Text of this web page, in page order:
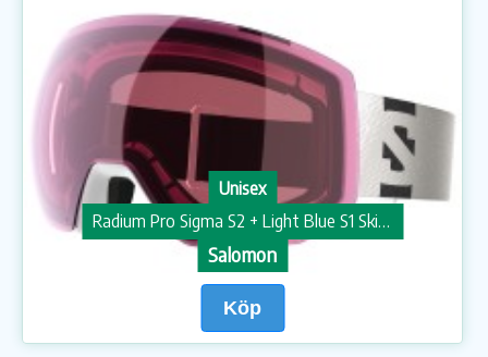
Unisex
Radium Pro Sigma S2 + Light Blue S1 Skidglasögon
Salomon
Köp